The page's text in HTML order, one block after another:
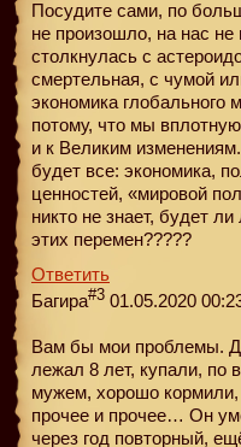
Посудите сами, по
не произошло, на нас
столкнулась с
смертельная, с чумой
экономика глобального
потому, что мы
и к Великим
будет все: экономика,
ценностей, «мировой
никто не знает, будет
этих перемен?????
Ответить
Багира#3 01.05.2020
Вам бы мои проблемы.
лежал 8 лет, купали, по
мужем, хорошо кормили,
прочее и прочее… Он
через год повторный,